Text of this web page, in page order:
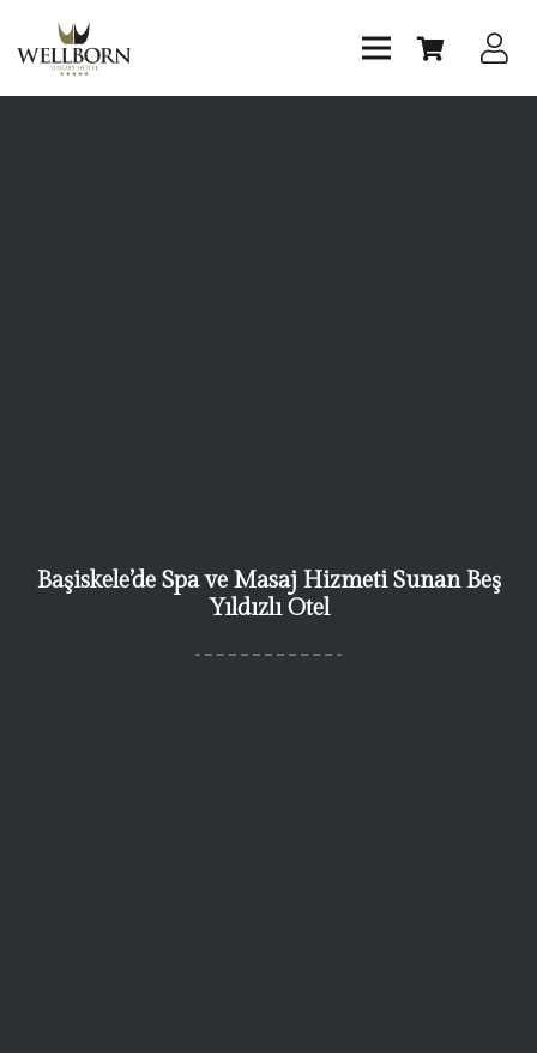
Başiskele’de Spa ve Masaj Hizmeti Sunan Beş
Yıldızlı Otel